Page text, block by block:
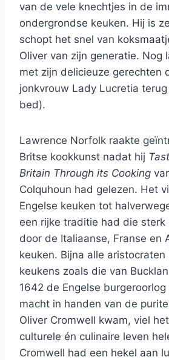
van de vele knechtjes in de
ondergrondse keuken. Hij is
schopt het snel van
Oliver van zijn generatie. Nog
met zijn delicieuze gerechten
jonkvrouw Lady Lucretia
bed).
Lawrence Norfolk raakte
Britse kookkunst nadat hij
Britain Through its Cooking
Colquhoun had gelezen. Het
Engelse keuken tot
een rijke traditie had die sterk
door de Italiaanse, Franse en
keuken. Bijna alle
keukens zoals die van
1642 de Engelse
macht in handen van de
Oliver Cromwell kwam, viel
culturele én culinaire leven
Cromwell had een hekel aan